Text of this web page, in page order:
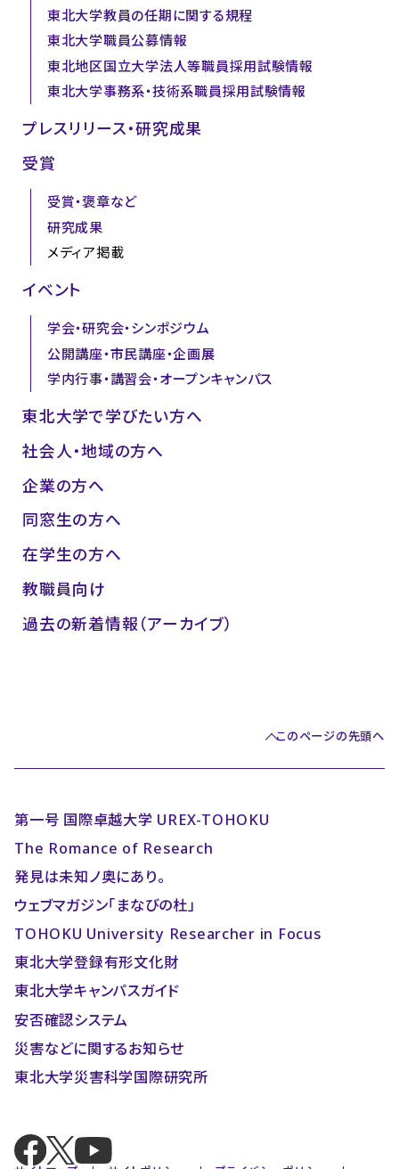
東北大学教員の任期に関する規程
東北大学職員公募情報
東北地区国立大学法人等職員採用試験情報
東北大学事務系・技術系職員採用試験情報
プレスリリース・研究成果
受賞
受賞・褒章など
研究成果
メディア掲載
イベント
学会・研究会・シンポジウム
公開講座・市民講座・企画展
学内行事・講習会・オープンキャンパス
東北大学で学びたい方へ
社会人・地域の方へ
企業の方へ
同窓生の方へ
在学生の方へ
教職員向け
過去の新着情報（アーカイブ）
このページの先頭へ
第一号 国際卓越大学 UREX-TOHOKU
The Romance of Research
発見は未知ノ奥にあり。
ウェブマガジン「まなびの杜」
TOHOKU University Researcher in Focus
東北大学登録有形文化財
東北大学キャンパスガイド
安否確認システム
災害などに関するお知らせ
東北大学災害科学国際研究所